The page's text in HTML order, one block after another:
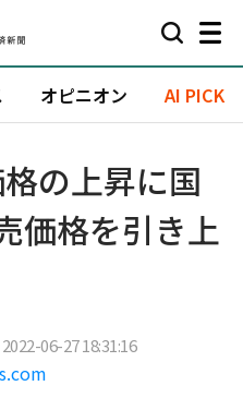
オピニオン AI PICK
の上昇に国
価格を引き上
06-27 18:31:16